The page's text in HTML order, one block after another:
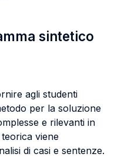
sintetico
agli studenti
per la soluzione
e rilevanti in
viene
di casi e sentenze.